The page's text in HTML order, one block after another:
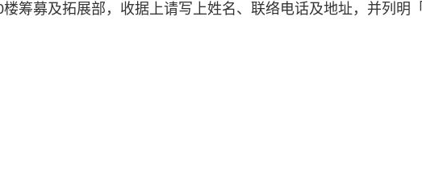
筹募及拓展部，收据上请写上姓名、联络电话及地址，并列明「